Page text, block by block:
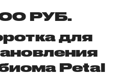
РУБ.
для
Petal